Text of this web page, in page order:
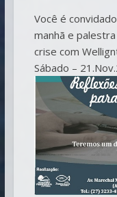
Você é
manhã e
crise com
Sábado –